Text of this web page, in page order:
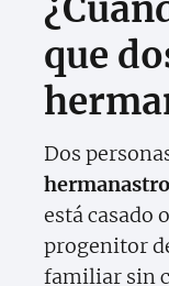
que
Dos
está casado
progenitor
familiar sin